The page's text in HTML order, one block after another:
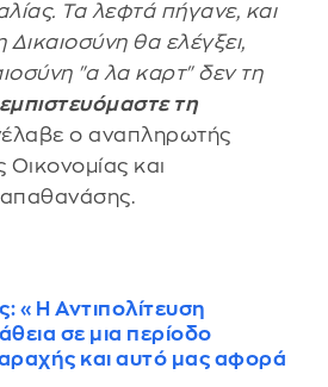
Τα λεφτά πήγανε, και
Δικαιοσύνη θα ελέγξει,
"α λα καρτ" δεν τη
εμπιστευόμαστε τη
ο αναπληρωτής
και
«Η Αντιπολίτευση
σε μια περίοδο
και αυτό μας αφορά